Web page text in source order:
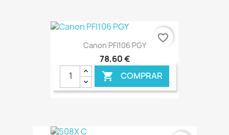
Canon PFI106 PGY
78,60 €
 COMPRAR
favorite_border